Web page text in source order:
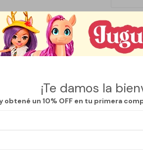
¡Te damos la
un 10% OFF en tu primera